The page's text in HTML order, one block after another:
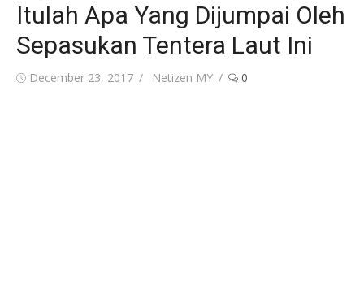
Itulah Apa Yang Dijumpai Oleh
Sepasukan Tentera Laut Ini
Posted
December 23, 2017 Author
Netizen MY 0